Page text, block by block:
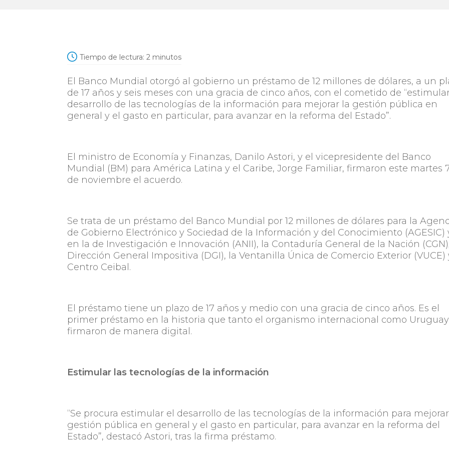
Tiempo de lectura: 2 minutos
El Banco Mundial otorgó al gobierno un préstamo de 12 millones de dólares, a un
de 17 años y seis meses con una gracia de cinco años, con el cometido de
desarrollo de las tecnologías de la información para mejorar la gestión pública en
general y el gasto en particular, para avanzar en la reforma del Estado”.
El ministro de Economía y Finanzas, Danilo Astori, y el vicepresidente del Banco
Mundial (BM) para América Latina y el Caribe, Jorge Familiar, firmaron este martes
de noviembre el acuerdo.
Se trata de un préstamo del Banco Mundial por 12 millones de dólares para la
de Gobierno Electrónico y Sociedad de la Información y del Conocimiento (AGESIC)
en la de Investigación e Innovación (ANII), la Contaduría General de la Nación
Dirección General Impositiva (DGI), la Ventanilla Única de Comercio Exterior (VUCE)
Centro Ceibal.
El préstamo tiene un plazo de 17 años y medio con una gracia de cinco años. Es el
primer préstamo en la historia que tanto el organismo internacional como Uruguay
firmaron de manera digital.
Estimular las tecnologías de la información
“Se procura estimular el desarrollo de las tecnologías de la información para
gestión pública en general y el gasto en particular, para avanzar en la reforma del
Estado”, destacó Astori, tras la firma préstamo.